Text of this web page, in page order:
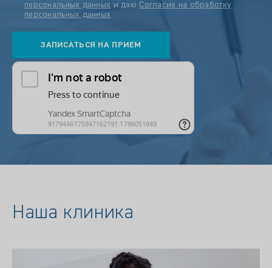
персональных данных и даю Согласие на обработку
персональных данных
Наша клиника